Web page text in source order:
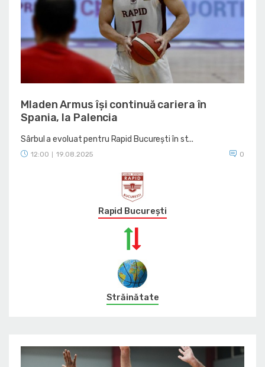
Mladen Armus își continuă cariera în
Spania, la Palencia
Sârbul a evoluat pentru Rapid București în st...
12:00 19.08.2025 0
Rapid București
Străinătate